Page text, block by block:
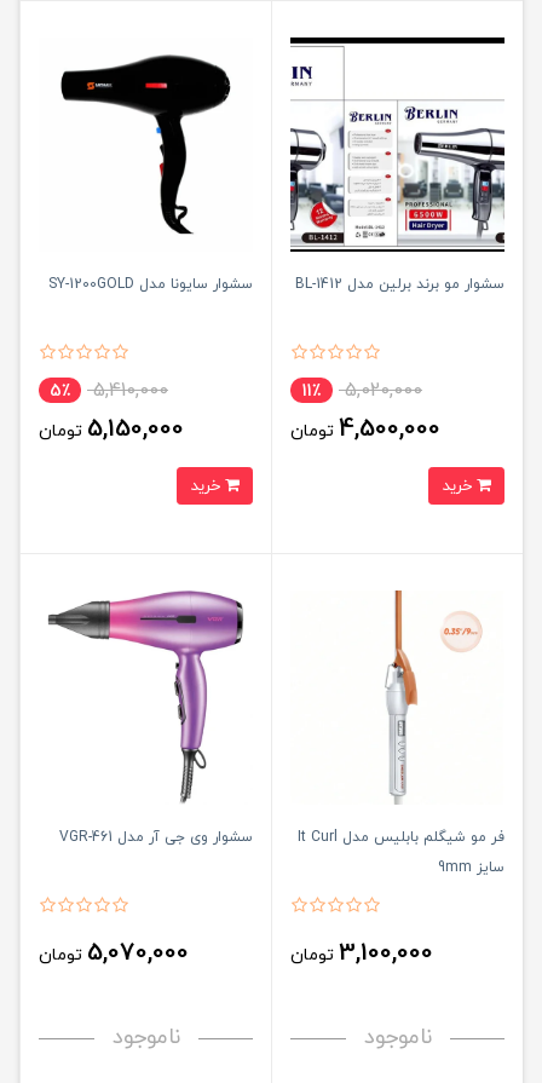
سشوار مو برند برلین مدل BL-1412
5,020,000 11٪
4,500,000 تومان
سشوار سایونا مدل SY-1200GOLD
5,410,000 5٪
5,150,000 تومان
فر مو شیگلم بابلیس مدل It Curl
سایز 9mm
3,100,000 تومان
ناموجود
سشوار وی جی آر مدل VGR-461
5,070,000 تومان
ناموجود